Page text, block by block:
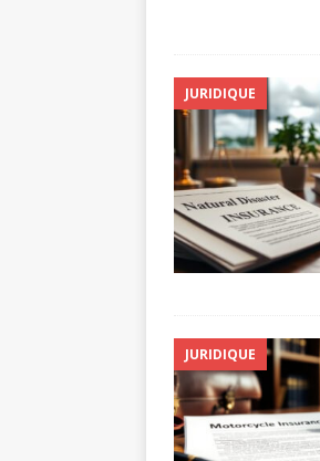
JURIDIQUE
JURIDIQUE